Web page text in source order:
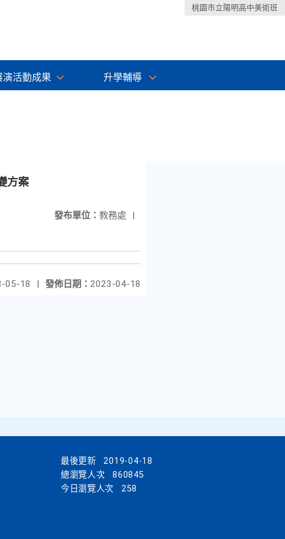
桃園市立陽明高中美術班
演活動成果 升學輔導
方案
發布單位： 教務處 |
發佈日期： 2023-04-18
05-18 |
最後更新
2019-04-18
總瀏覽人次
860845
今日瀏覽人次
258